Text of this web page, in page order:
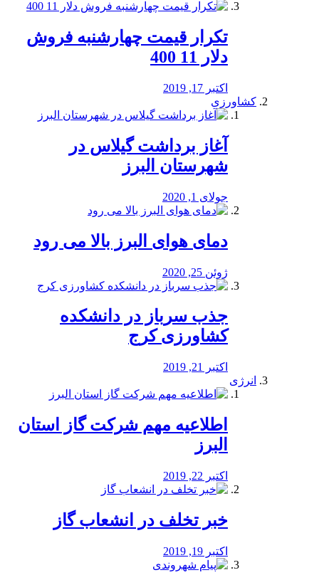
تکرار قیمت چهارشنبه فروش
دلار 11 400
اکتبر 17, 2019
کشاورزی
آغاز برداشت گیلاس در
شهرستان البرز
جولای 1, 2020
دمای هوای البرز بالا می رود
ژوئن 25, 2020
جذب سرباز در دانشکده
کشاورزی کرج
اکتبر 21, 2019
انرژی
️اطلاعیه مهم شرکت گاز استان
البرز
اکتبر 22, 2019
خبر تخلف در انشعاب گاز
اکتبر 19, 2019